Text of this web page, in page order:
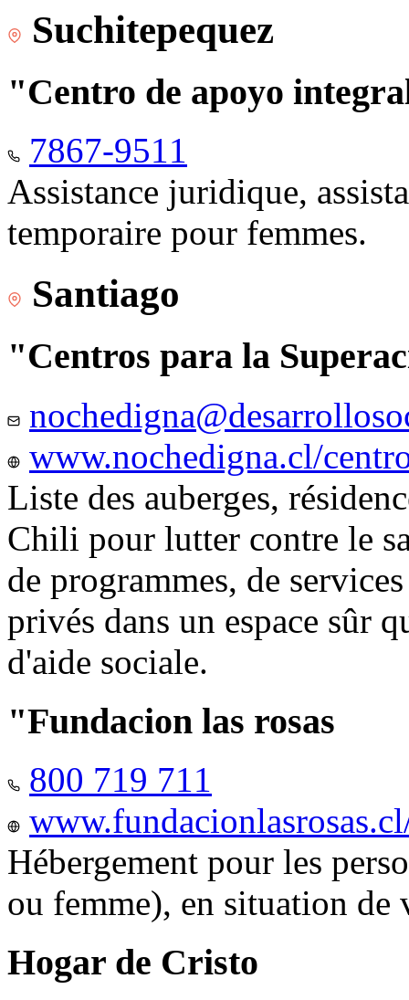
Suchitepequez
"Centro de apoyo
7867-9511
Assistance juridique,
temporaire pour femmes.
Santiago
"Centros para la
www.nochedigna.cl/
Liste des auberges,
Chili pour lutter contre le
de programmes, de
privés dans un espace sûr
d'aide sociale.
"Fundacion las rosas
800 719 711
Hébergement pour les
ou femme), en situation
Hogar de Cristo